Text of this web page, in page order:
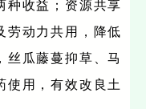
种收益；资源共享
劳动力共用，降低
丝瓜藤蔓抑草、马
使用，有效改良土